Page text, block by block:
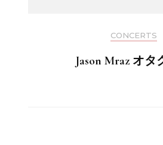
CONCERTS
Jason Mraz オタ